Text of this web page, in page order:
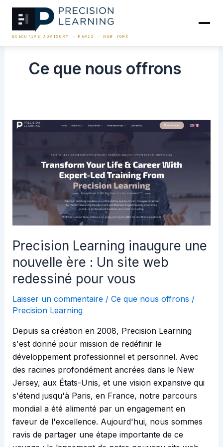
EXECUTIVE ADVISORY · PARIS · NEW YORK
Aller
contenu
Ce que nous offrons
Precision Learning inaugure une
nouvelle ère : Un site web
redessiné pour vous
Laisser un commentaire / Ce que nous offrons /
Precision Learning
Depuis sa création en 2008, Precision Learning
s'est donné pour mission de redéfinir le
développement professionnel et personnel. Avec
des racines profondément ancrées dans le New
Jersey, aux États-Unis, et une vision expansive qui
s'étend jusqu'à Paris, en France, notre parcours
mondial a été alimenté par un engagement en
faveur de l'excellence. Aujourd'hui, nous sommes
ravis de partager une étape importante de ce
Precision
nouvelle
ère
:
Un
web
pour
vous